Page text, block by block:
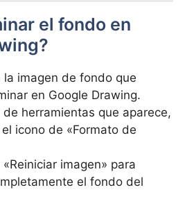
el fondo en
⁢la ⁢imagen de fondo que
en Google ⁣Drawing.
de⁣ herramientas que aparece,
icono⁣ de «Formato⁣ de​
⁤imagen» para
‌el fondo del